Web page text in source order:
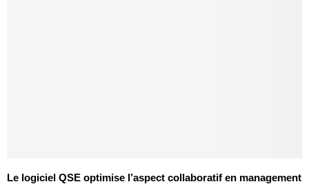
Le logiciel QSE optimise l’aspect collaboratif en management